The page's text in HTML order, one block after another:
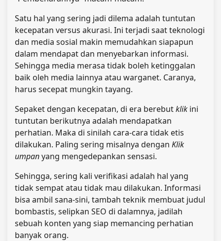
Satu hal yang sering jadi dilema adalah tuntutan
kecepatan versus akurasi. Ini terjadi saat teknologi
dan media sosial makin memudahkan siapapun
dalam mendapat dan menyebarkan informasi.
Sehingga media merasa tidak boleh ketinggalan
baik oleh media lainnya atau warganet. Caranya,
harus secepat mungkin tayang.
Sepaket dengan kecepatan, di era berebutklik ini
tuntutan berikutnya adalah mendapatkan
perhatian. Maka di sinilah cara-cara tidak etis
dilakukan. Paling sering misalnya dengan Klik
umpanyang mengedepankan sensasi.
Sehingga, sering kali verifikasi adalah hal yang
tidak sempat atau tidak mau dilakukan. Informasi
bisa ambil sana-sini, tambah teknik membuat judul
bombastis, selipkan SEO di dalamnya, jadilah
sebuah konten yang siap memancing perhatian
banyak orang.